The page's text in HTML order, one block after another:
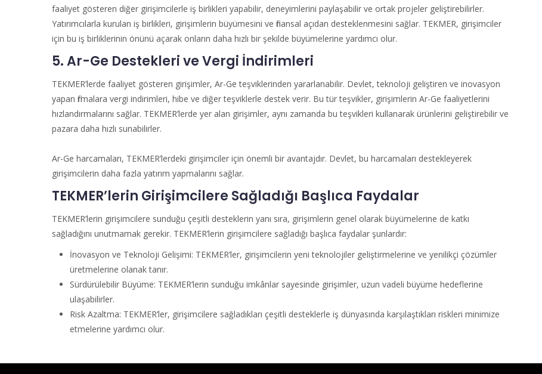
faaliyet gösteren diğer girişimcilerle iş birlikleri yapabilir, deneyimlerini paylaşabilir ve ortak projeler geliştirebilirler.
Yatırımcılarla kurulan iş birlikleri, girişimlerin büyümesini ve finansal açıdan desteklenmesini sağlar. TEKMER, girişimciler
için bu iş birliklerinin önünü açarak onların daha hızlı bir şekilde büyümelerine yardımcı olur.
5. Ar-Ge Destekleri ve Vergi İndirimleri
TEKMER’lerde faaliyet gösteren girişimler, Ar-Ge teşviklerinden yararlanabilir. Devlet, teknoloji geliştiren ve inovasyon
yapan firmalara vergi indirimleri, hibe ve diğer teşviklerle destek verir. Bu tür teşvikler, girişimlerin Ar-Ge faaliyetlerini
hızlandırmalarını sağlar. TEKMER’lerde yer alan girişimler, aynı zamanda bu teşvikleri kullanarak ürünlerini geliştirebilir ve
pazara daha hızlı sunabilirler.
Ar-Ge harcamaları, TEKMER’lerdeki girişimciler için önemli bir avantajdır. Devlet, bu harcamaları destekleyerek
girişimcilerin daha fazla yatırım yapmalarını sağlar.
TEKMER’lerin Girişimcilere Sağladığı Başlıca Faydalar
TEKMER’lerin girişimcilere sunduğu çeşitli desteklerin yanı sıra, girişimlerin genel olarak büyümelerine de katkı
sağladığını unutmamak gerekir. TEKMER’lerin girişimcilere sağladığı başlıca faydalar şunlardır:
İnovasyon ve Teknoloji Gelişimi: TEKMER’ler, girişimcilerin yeni teknolojiler geliştirmelerine ve yenilikçi çözümler
üretmelerine olanak tanır.
Sürdürülebilir Büyüme: TEKMER’lerin sunduğu imkânlar sayesinde girişimler, uzun vadeli büyüme hedeflerine
ulaşabilirler.
Risk Azaltma: TEKMER’ler, girişimcilere sağladıkları çeşitli desteklerle iş dünyasında karşılaştıkları riskleri minimize
etmelerine yardımcı olur.